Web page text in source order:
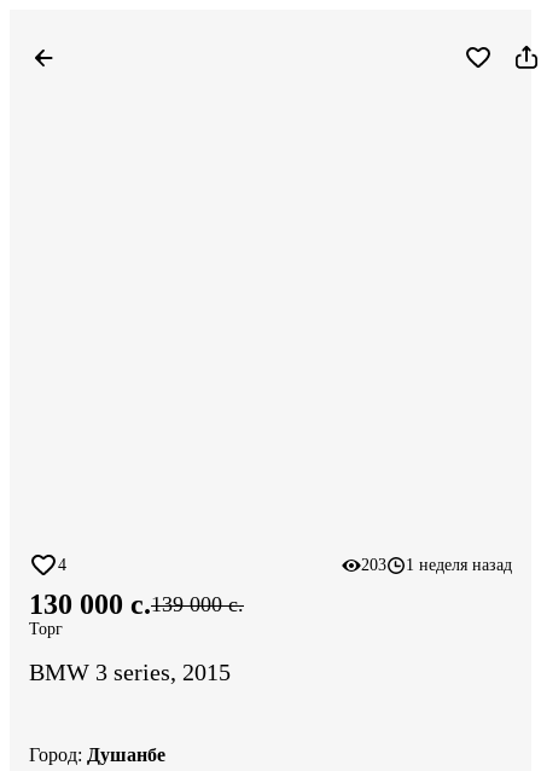
4 203 1 неделя назад
130 000 c.139 000 c.
Торг
BMW 3 series, 2015
Город: Душанбе